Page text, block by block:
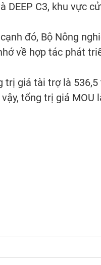
DEEP C3, khu vực
đó, Bộ Nông
về hợp tác phát
trị giá tài trợ là
tổng trị giá MOU